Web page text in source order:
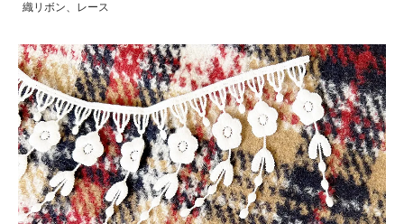
織リボン、レース